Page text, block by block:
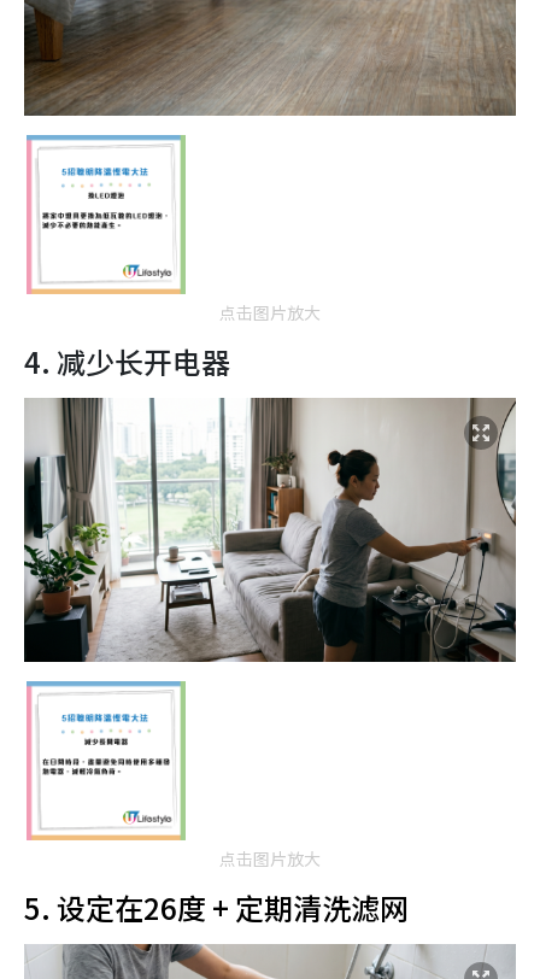
点击图片放大
4. 减少长开电器
点击图片放大
5. 设定在26度 + 定期清洗滤网